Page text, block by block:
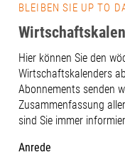
BLEIBEN SIE UP TO
Hier können Sie den
Wirtschaftskalenders
Abonnements senden
Zusammenfassung
sind Sie immer
Anrede